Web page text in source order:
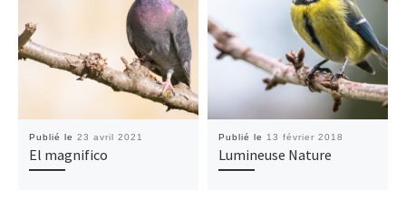
Publié le 23 avril 2021
El magnifico
Publié le 13 février 2018
Lumineuse Nature